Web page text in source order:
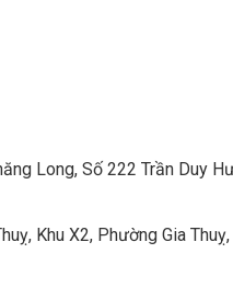
Long, Số 222 Trần Duy
Khu X2, Phường Gia